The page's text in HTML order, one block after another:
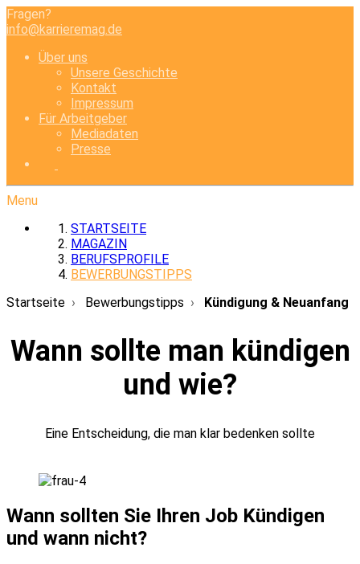
Fragen?
info@karrieremag.de
Über uns
Unsere Geschichte
Kontakt
Impressum
Für Arbeitgeber
Mediadaten
Presse
Menu
STARTSEITE
MAGAZIN
BERUFSPROFILE
BEWERBUNGSTIPPS
Startseite
Bewerbungstipps Kündigung & Neuanfang
Wann sollte man kündigen
und wie?
Eine Entscheidung, die man klar bedenken sollte
Wann sollten Sie Ihren Job Kündigen
und wann nicht?